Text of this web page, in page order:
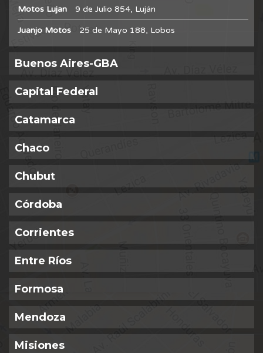
Motos Lujan 9 de Julio 854, Luján
Juanjo Motos 25 de Mayo 188, Lobos
Buenos Aires-GBA
Capital Federal
Catamarca
Chaco
Chubut
Córdoba
Corrientes
Entre Ríos
Formosa
Mendoza
Misiones